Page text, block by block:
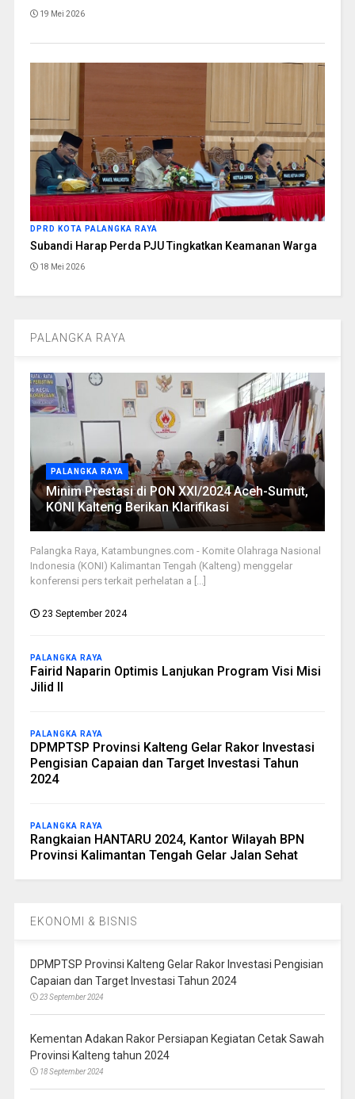
19 Mei 2026
DPRD KOTA PALANGKA RAYA
Subandi Harap Perda PJU Tingkatkan Keamanan Warga
18 Mei 2026
PALANGKA RAYA
PALANGKA RAYA
Minim Prestasi di PON XXI/2024 Aceh-Sumut,
KONI Kalteng Berikan Klarifikasi
Palangka Raya, Katambungnes.com - Komite Olahraga Nasional
Indonesia (KONI) Kalimantan Tengah (Kalteng) menggelar
konferensi pers terkait perhelatan a [...]
23 September 2024
PALANGKA RAYA
Fairid Naparin Optimis Lanjukan Program Visi Misi
Jilid II
PALANGKA RAYA
DPMPTSP Provinsi Kalteng Gelar Rakor Investasi
Pengisian Capaian dan Target Investasi Tahun
2024
PALANGKA RAYA
Rangkaian HANTARU 2024, Kantor Wilayah BPN
Provinsi Kalimantan Tengah Gelar Jalan Sehat
EKONOMI & BISNIS
DPMPTSP Provinsi Kalteng Gelar Rakor Investasi Pengisian
Capaian dan Target Investasi Tahun 2024
23 September 2024
Kementan Adakan Rakor Persiapan Kegiatan Cetak Sawah
Provinsi Kalteng tahun 2024
18 September 2024